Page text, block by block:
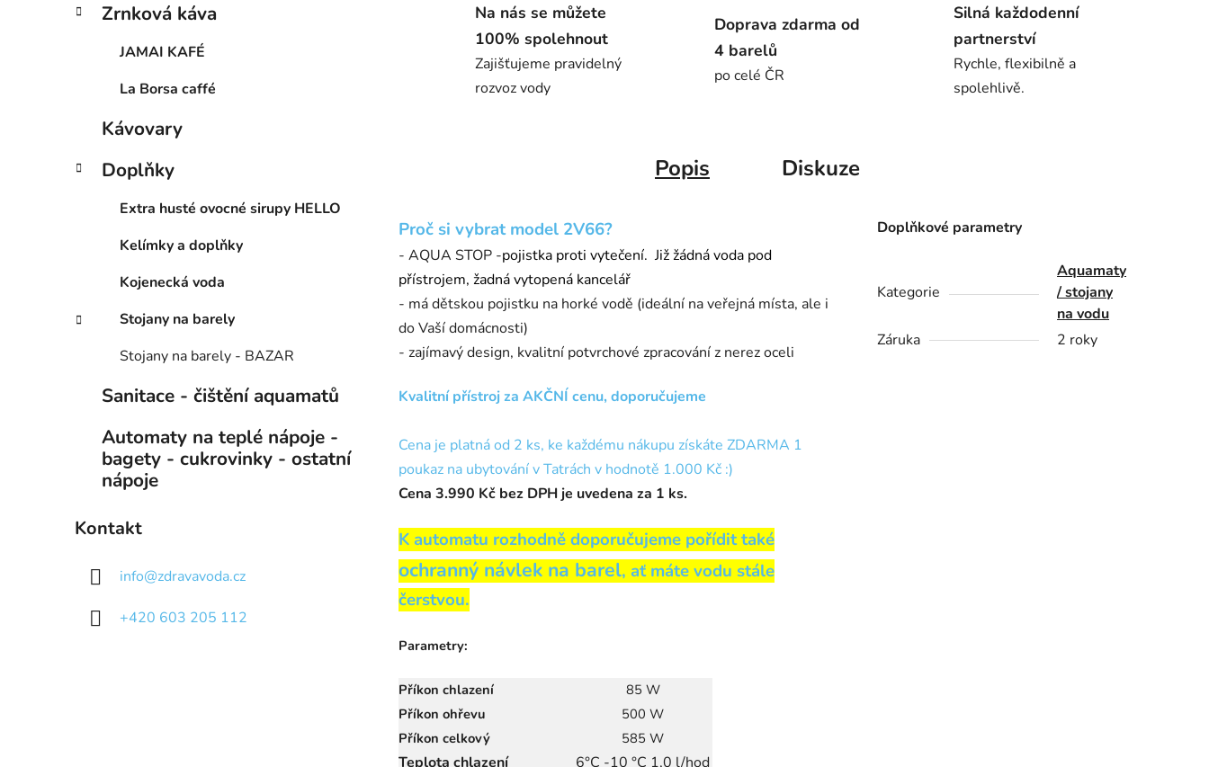
Zrnková káva
JAMAI KAFÉ
La Borsa caffé
Kávovary
Doplňky
Extra husté ovocné sirupy HELLO
Kelímky a doplňky
Kojenecká voda
Stojany na barely
Stojany na barely - BAZAR
Sanitace - čištění aquamatů
Automaty na teplé nápoje -
bagety - cukrovinky - ostatní
nápoje
Kontakt
info@zdravavoda.cz
+420 603 205 112
Na nás se můžete
100% spolehnout
Zajišťujeme pravidelný
rozvoz vody
Doprava zdarma od
4 barelů
po celé ČR
Silná každodenní
partnerství
Rychle, flexibilně a
spolehlivě.
Popis Diskuze
Proč si vybrat model 2V66?
- AQUA STOP -pojistka proti vytečení. Již žádná voda pod
přístrojem, žadná vytopená kancelář
- má dětskou pojistku na horké vodě (ideální na veřejná místa, ale i
do Vaší domácnosti)
- zajímavý design, kvalitní potvrchové zpracování z nerez oceli
Kvalitní přístroj za AKČNÍ cenu, doporučujeme
Cena je platná od 2 ks, ke každému nákupu získáte ZDARMA 1
poukaz na ubytování v Tatrách v hodnotě 1.000 Kč :)
Cena 3.990 Kč bez DPH je uvedena za 1 ks.
K automatu rozhodně doporučujeme pořídit také
ochranný návlek na barel, ať máte vodu stále
čerstvou.
Parametry:
Příkon chlazení
85 W
Příkon ohřevu
500 W
Příkon celkový
585 W
Teplota chlazení 6°C -10 °C 1,0 l/hod
Doplňkové parametry
Kategorie
Aquamaty
/ stojany
na vodu
Záruka
2 roky